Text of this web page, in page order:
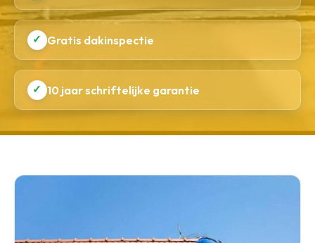
✓ Gratis dakinspectie
✓ 10 jaar schriftelijke garantie